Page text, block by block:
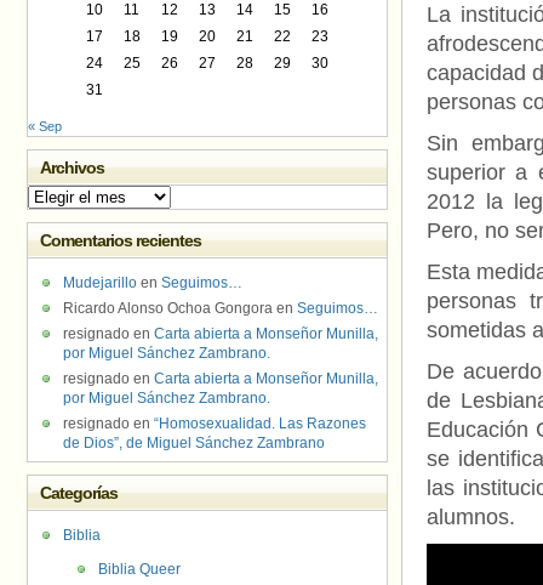
La
capacidad
personas
Sin
superior a
2012 la
Pero, no
Esta
personas
sometidas
De
de
Educación
se
las
alumnos.
10
11 12 13 14 15
16
17
18 19 20 21 22
23
24
25 26 27 28 29
30
31
« Sep
Archivos
Archivos
Comentarios recientes
Mudejarillo en Seguimos…
Ricardo Alonso Ochoa Gongora en Seguimos…
resignado en Carta abierta a Monseñor Munilla,
por Miguel Sánchez Zambrano.
resignado en Carta abierta a Monseñor Munilla,
por Miguel Sánchez Zambrano.
resignado en “Homosexualidad. Las Razones
de Dios”, de Miguel Sánchez Zambrano
Categorías
Biblia
Biblia Queer